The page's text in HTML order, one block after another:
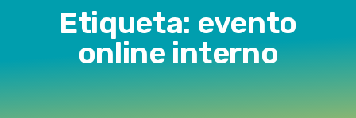
Etiqueta: evento
online interno